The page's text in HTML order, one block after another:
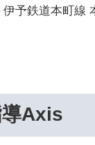
伊予鉄道本町線
Axis